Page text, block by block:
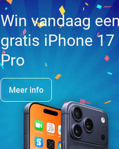
Win vandaag
gratis iPhone 17
Pro
Meer info